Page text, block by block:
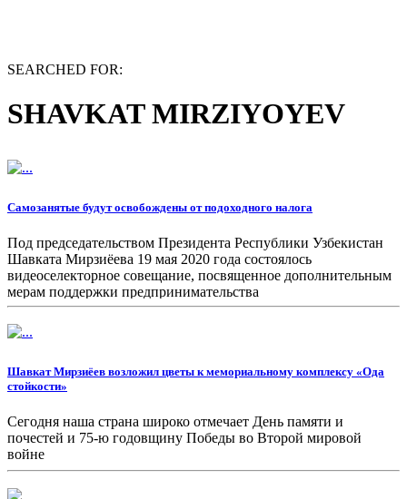
SEARCHED FOR:
SHAVKAT MIRZIYOYEV
Самозанятые будут освобождены от подоходного налога
Под председательством Президента Республики Узбекистан
Шавката Мирзиёева 19 мая 2020 года состоялось
видеоселекторное совещание, посвященное дополнительным
мерам поддержки предпринимательства
Шавкат Мирзиёев возложил цветы к мемориальному комплексу «Ода
стойкости»
Сегодня наша страна широко отмечает День памяти и
почестей и 75-ю годовщину Победы во Второй мировой
войне